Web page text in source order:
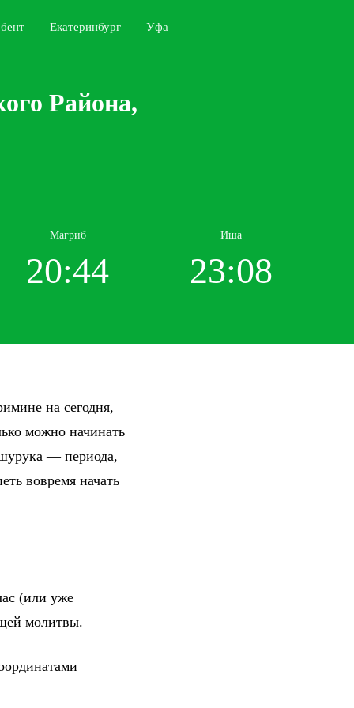
Екатеринбург Уфа
Района,
Магриб
20:44
Иша
23:08
на сегодня,
можно начинать
— периода,
вовремя начать
(или уже
молитвы.